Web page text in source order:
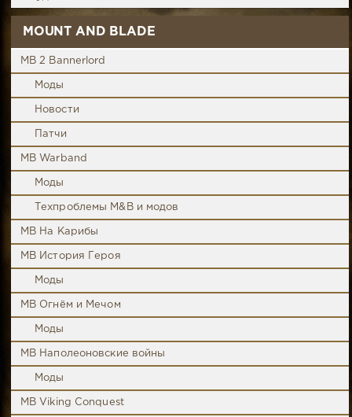
MOUNT AND BLADE
MB 2 Bannerlord
Моды
Новости
Патчи
MB Warband
Моды
Техпроблемы M&B и модов
MB На Карибы
MB История Героя
Моды
MB Огнём и Мечом
Моды
MB Наполеоновские войны
Моды
MB Viking Conquest